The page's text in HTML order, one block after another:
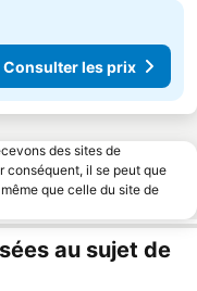
Consulter les prix
des sites de
conséquent, il se peut que
que celle du site de
au sujet de